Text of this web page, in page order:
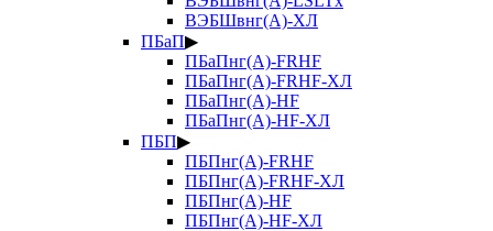
ВЭБШвнг(А)-ХЛ
ПБаП▶
ПБаПнг(А)-FRHF
ПБаПнг(А)-FRHF-ХЛ
ПБаПнг(А)-HF
ПБаПнг(А)-HF-ХЛ
ПБП▶
ПБПнг(А)-FRHF
ПБПнг(А)-FRHF-ХЛ
ПБПнг(А)-HF
ПБПнг(А)-HF-ХЛ